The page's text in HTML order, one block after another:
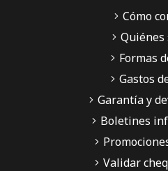
Cómo
Quiénes
Formas
Gastos
Garantía y
Boletines
Validar